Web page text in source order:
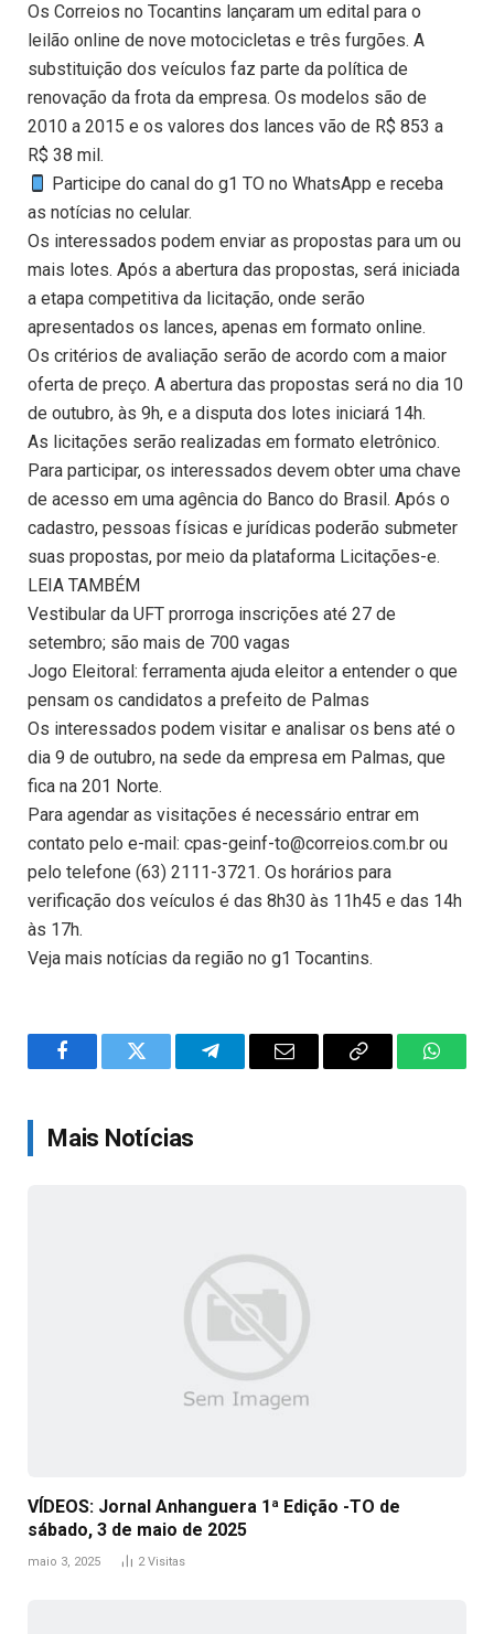
Os Correios no Tocantins lançaram um edital para o
leilão online de nove motocicletas e três furgões. A
substituição dos veículos faz parte da política de
renovação da frota da empresa. Os modelos são de
2010 a 2015 e os valores dos lances vão de R$ 853 a
R$ 38 mil.
Participe do canal do g1 TO no WhatsApp e receba
as notícias no celular.
Os interessados podem enviar as propostas para um ou
mais lotes. Após a abertura das propostas, será iniciada
a etapa competitiva da licitação, onde serão
apresentados os lances, apenas em formato online.
Os critérios de avaliação serão de acordo com a maior
oferta de preço. A abertura das propostas será no dia 10
de outubro, às 9h, e a disputa dos lotes iniciará 14h.
As licitações serão realizadas em formato eletrônico.
Para participar, os interessados devem obter uma chave
de acesso em uma agência do Banco do Brasil. Após o
cadastro, pessoas físicas e jurídicas poderão submeter
suas propostas, por meio da plataforma Licitações-e.
LEIA TAMBÉM
Vestibular da UFT prorroga inscrições até 27 de
setembro; são mais de 700 vagas
Jogo Eleitoral: ferramenta ajuda eleitor a entender o que
pensam os candidatos a prefeito de Palmas
Os interessados podem visitar e analisar os bens até o
dia 9 de outubro, na sede da empresa em Palmas, que
fica na 201 Norte.
Para agendar as visitações é necessário entrar em
contato pelo e-mail: cpas-geinf-to@correios.com.br ou
pelo telefone (63) 2111-3721. Os horários para
verificação dos veículos é das 8h30 às 11h45 e das 14h
às 17h.
Veja mais notícias da região no g1 Tocantins.
FacebookTwitter TelegramEmail
Copy
Mais Notícias
VÍDEOS: Jornal Anhanguera 1ª Edição -TO de
sábado, 3 de maio de 2025
maio 3, 2025 2Visitas